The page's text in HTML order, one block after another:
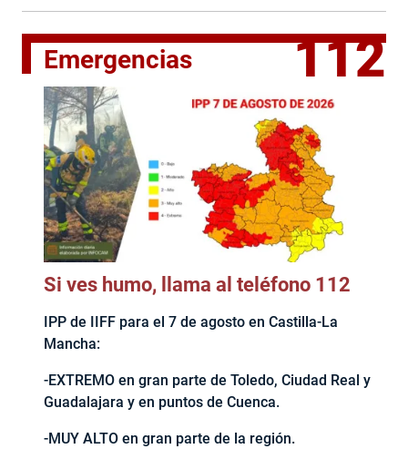
Emergencias 112
Si ves humo, llama al teléfono 112
IPP de IIFF para el 7 de agosto en Castilla-La
Mancha:
-EXTREMO en gran parte de Toledo, Ciudad Real y
Guadalajara y en puntos de Cuenca.
-MUY ALTO en gran parte de la región.